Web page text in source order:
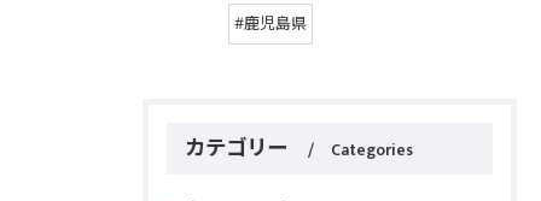
#鹿児島県
カテゴリー Categories